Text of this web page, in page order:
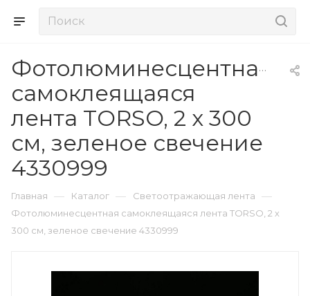
Фотолюминесцентная
самоклеящаяся
лента TORSO, 2 х 300
см, зеленое свечение
4330999
Главная — Каталог — Светоотражающая лента —
Фотолюминесцентная самоклеящаяся лента TORSO, 2 х
300 см, зеленое свечение 4330999